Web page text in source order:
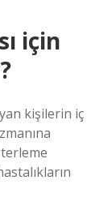
için
kişilerin iç